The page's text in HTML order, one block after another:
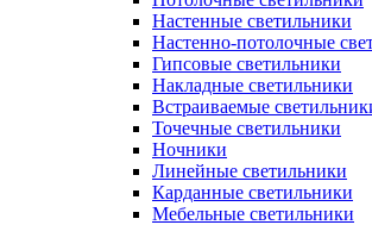
Настенные светильники
Настенно-потолочные
Гипсовые светильники
Накладные светильники
Встраиваемые
Точечные светильники
Ночники
Линейные светильники
Карданные светильники
Мебельные светильники